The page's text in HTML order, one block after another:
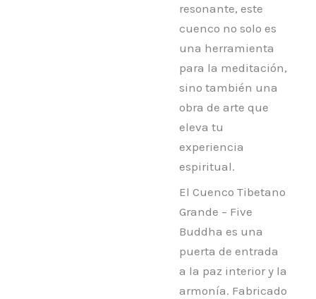
resonante, este
cuenco no solo es
una herramienta
para la meditación,
sino también una
obra de arte que
eleva tu
experiencia
espiritual.
El Cuenco Tibetano
Grande – Five
Buddha es una
puerta de entrada
a la paz interior y la
armonía. Fabricado